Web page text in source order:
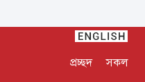
প্রচ্ছদ সকল